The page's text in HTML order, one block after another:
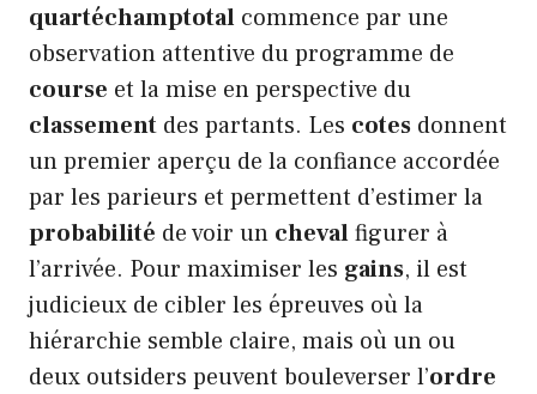
quartéchamptotal commence par une
observation attentive du programme de
course et la mise en perspective du
classement des partants. Les cotes donnent
un premier aperçu de la confiance accordée
par les parieurs et permettent d’estimer la
probabilité de voir un chevalfigurer à
l’arrivée. Pour maximiser les gains, il est
judicieux de cibler les épreuves où la
hiérarchie semble claire, mais où un ou
deux outsiders peuvent bouleverser l’ordre